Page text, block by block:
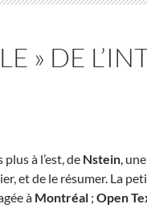
» DE
à l’est, de Nstein,
et de le résumer. La
à Montréal ; Open